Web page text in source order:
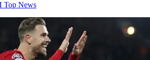
News